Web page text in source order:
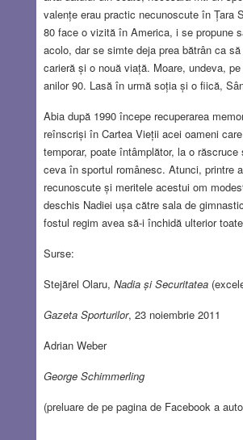
valențe erau practic necunoscute în Țara
80 face o vizită în America, i se propune
acolo, dar se simte deja prea bătrân ca
carieră și o nouă viață. Moare, undeva,
anilor 90. Lasă în urmă soția și o fiică,
Abia după 1990 începe recuperarea
reînscriși în Cartea Vieții acei oameni
temporar, poate întâmplător, la o
ceva în sportul românesc. Atunci, printre
recunoscute și meritele acestui om
deschis Nadiei ușa către sala de
fostul regim avea să-i închidă ulterior
Surse:
Stejărel Olaru, Nadia și Securitatea
Gazeta Sporturilor, 23 noiembrie 2011
Adrian Weber
George Schimmerling
(preluare de pe pagina de Facebook a